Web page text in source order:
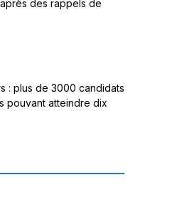
des rappels de
: plus de 3000 candidats
pouvant atteindre dix